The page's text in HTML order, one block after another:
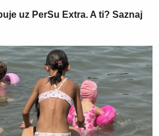
uz PerSu Extra. A ti? Saznaj